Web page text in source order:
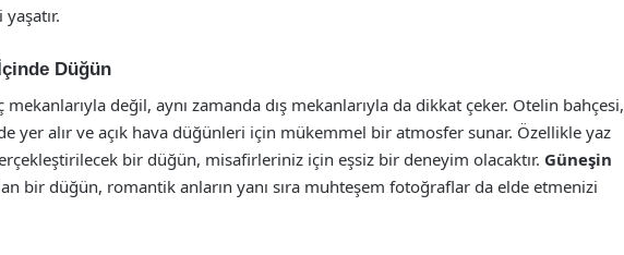
Düğün
mekanlarıyla değil, aynı zamanda dış mekanlarıyla da dikkat çeker. Otelin bahçesi,
yer alır ve açık hava düğünleri için mükemmel bir atmosfer sunar. Özellikle yaz
bir düğün, misafirleriniz için eşsiz bir deneyim olacaktır. Güneşin
bir düğün, romantik anların yanı sıra muhteşem fotoğraflar da elde etmenizi